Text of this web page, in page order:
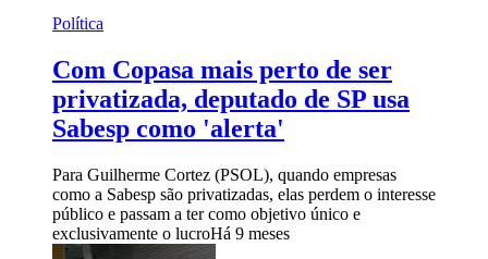
Política
Com Copasa mais perto de ser
privatizada, deputado de SP usa
Sabesp como 'alerta'
Para Guilherme Cortez (PSOL), quando empresas
como a Sabesp são privatizadas, elas perdem o interesse
público e passam a ter como objetivo único e
exclusivamente o lucroHá 9 meses